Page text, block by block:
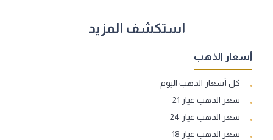
استكشف المزيد
أسعار الذهب
كل أسعار الذهب اليوم
سعر الذهب عيار 21
سعر الذهب عيار 24
سعر الذهب عيار 18